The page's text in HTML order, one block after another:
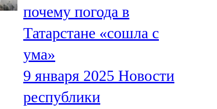
почему погода в
Татарстане «сошла с
ума»
9 января 2025 Новости
республики